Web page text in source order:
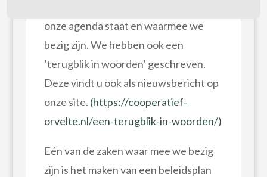
onze agenda staat en waarmee we
bezig zijn. We hebben ook een
’terugblik in woorden’ geschreven.
Deze vindt u ook als nieuwsbericht op
onze site. (https://cooperatief-
orvelte.nl/een-terugblik-in-woorden/)
Eén van de zaken waar mee we bezig
zijn is het maken van een beleidsplan